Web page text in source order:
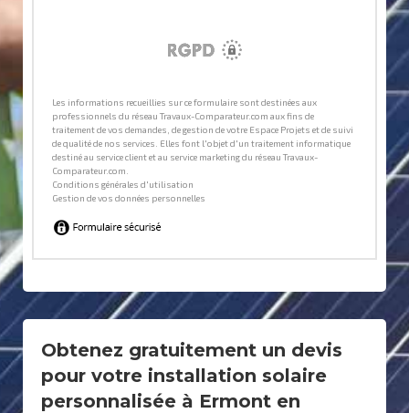
Obtenez gratuitement un devis
pour votre installation solaire
personnalisée à Ermont en